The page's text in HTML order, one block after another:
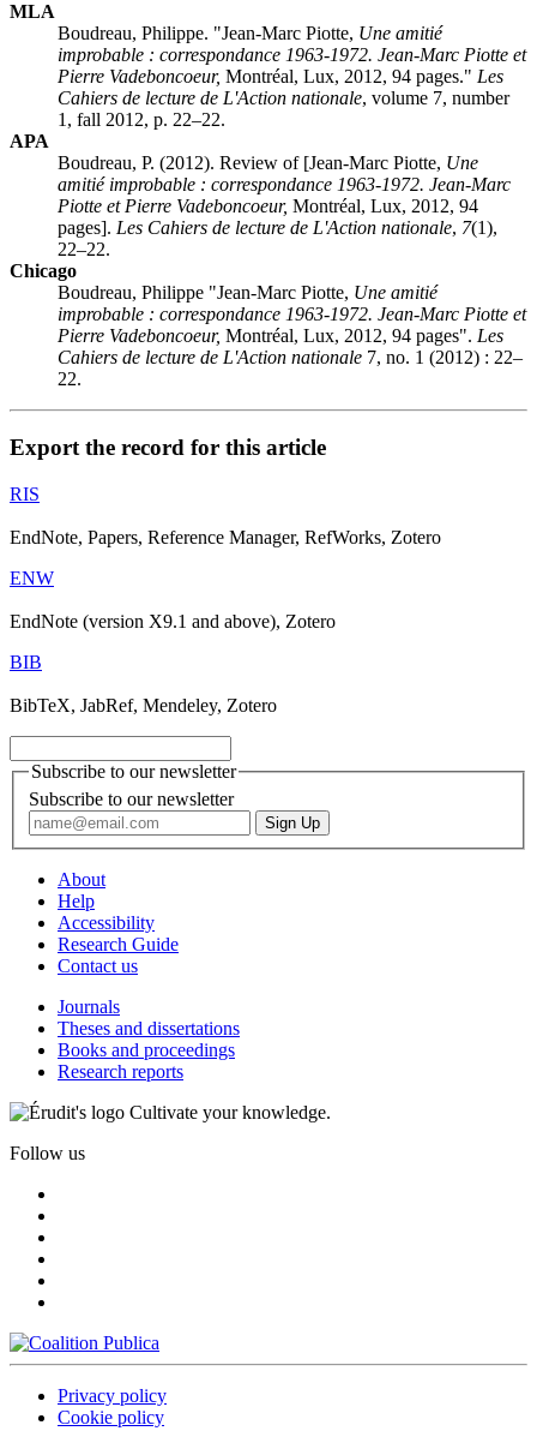
MLA
Boudreau, Philippe. "Jean-Marc Piotte, Une amitié
improbable : correspondance 1963-1972. Jean-Marc Piotte et
Pierre Vadeboncoeur, Montréal, Lux, 2012, 94 pages." Les
Cahiers de lecture de L'Action nationale, volume 7, number
1, fall 2012, p. 22–22.
APA
Boudreau, P. (2012). Review of [Jean-Marc Piotte, Une
amitié improbable : correspondance 1963-1972. Jean-Marc
Piotte et Pierre Vadeboncoeur, Montréal, Lux, 2012, 94
pages]. Les Cahiers de lecture de L'Action nationale, 7(1),
22–22.
Chicago
Boudreau, Philippe "Jean-Marc Piotte, Une amitié
improbable : correspondance 1963-1972. Jean-Marc Piotte et
Pierre Vadeboncoeur, Montréal, Lux, 2012, 94 pages". Les
Cahiers de lecture de L'Action nationale 7, no. 1 (2012) : 22–
22.
Export the record for this article
RIS
EndNote, Papers, Reference Manager, RefWorks, Zotero
ENW
EndNote (version X9.1 and above), Zotero
BIB
BibTeX, JabRef, Mendeley, Zotero
Subscribe to our newsletter
Subscribe to our newsletter
About
Help
Accessibility
Research Guide
Contact us
Journals
Theses and dissertations
Books and proceedings
Research reports
Cultivate your knowledge.
Follow us
Privacy policy
Cookie policy